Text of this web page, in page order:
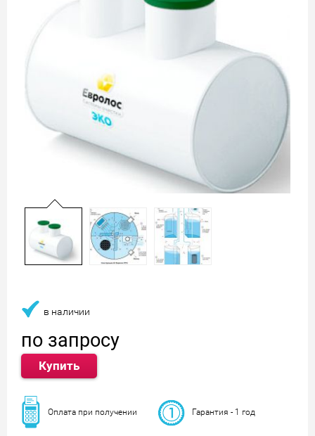
в наличии
по запросу
Купить
Оплата при получении Гарантия - 1 год